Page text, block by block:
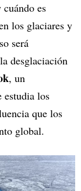
es
los glaciares y
será
desglaciación
, un
los
que los
global.